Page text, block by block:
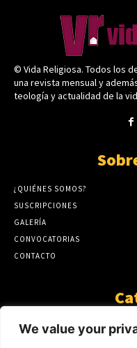
We value your
© Vida Religiosa. Todos los
una revista mensual y
teología y actualidad de la
¿QUIÉNES SOMOS?
SUSCRIPCIONES
GALERÍA
CONVOCATORIAS
CONTACTO